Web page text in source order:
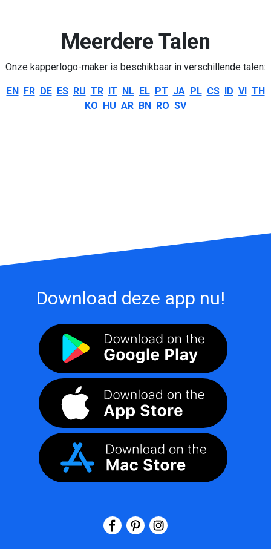
Meerdere Talen
Onze kapperlogo-maker is beschikbaar in verschillende talen:
EN FR DE ES RU TR IT NL EL PT JA PL CS ID VI TH
KO HU AR BN RO SV
Download deze app nu!